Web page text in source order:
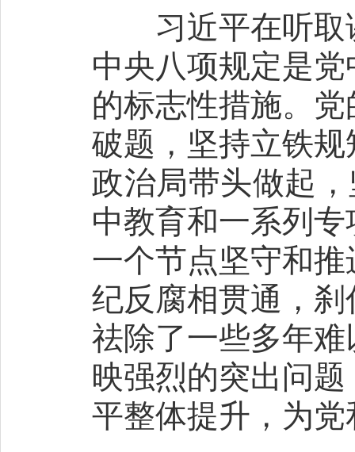
习近平在听取
中央八项规定是
的标志性措施。
破题，坚持立铁
政治局带头做起
中教育和一系列
一个节点坚守和
纪反腐相贯通，
祛除了一些多年
映强烈的突出问
平整体提升，为